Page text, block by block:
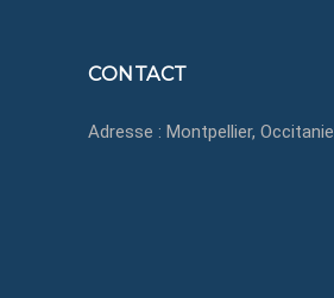
CONTACT
Adresse : Montpellier, Occitanie